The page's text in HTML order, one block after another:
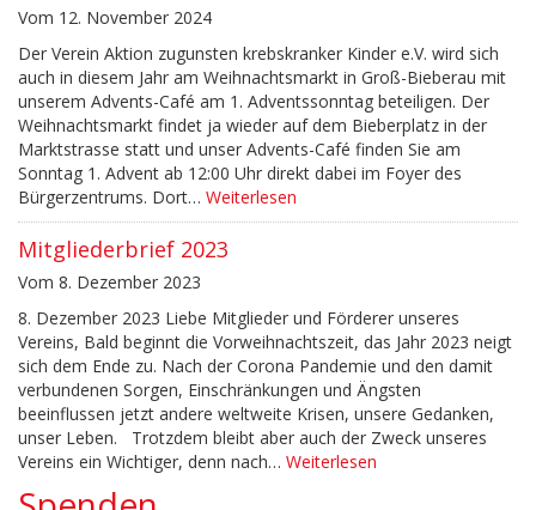
Vom 12. November 2024
Der Verein Aktion zugunsten krebskranker Kinder e.V. wird sich
auch in diesem Jahr am Weihnachtsmarkt in Groß-Bieberau mit
unserem Advents-Café am 1. Adventssonntag beteiligen. Der
Weihnachtsmarkt findet ja wieder auf dem Bieberplatz in der
Marktstrasse statt und unser Advents-Café finden Sie am
Sonntag 1. Advent ab 12:00 Uhr direkt dabei im Foyer des
Bürgerzentrums. Dort… Weiterlesen
Mitgliederbrief 2023
Vom 8. Dezember 2023
8. Dezember 2023 Liebe Mitglieder und Förderer unseres
Vereins, Bald beginnt die Vorweihnachtszeit, das Jahr 2023 neigt
sich dem Ende zu. Nach der Corona Pandemie und den damit
verbundenen Sorgen, Einschränkungen und Ängsten
beeinflussen jetzt andere weltweite Krisen, unsere Gedanken,
unser Leben. Trotzdem bleibt aber auch der Zweck unseres
Vereins ein Wichtiger, denn nach… Weiterlesen